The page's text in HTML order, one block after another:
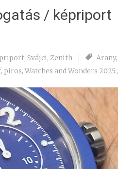
/ képriport
, Svájci, Zenith Arany,
, piros, Watches and Wonders 2025.,